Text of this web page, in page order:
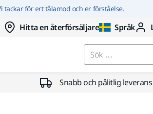
för ert tålamod och er förståelse.
Hitta en återförsäljare Språk
Sök …
Snabb och pålitlig leverans